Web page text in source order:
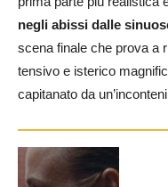
negli abissi dalle
scena finale che prova a
tensivo e isterico
capitanato da